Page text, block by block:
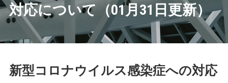
対応について（01月31日更新）
新型コロナウイルス感染症への対応